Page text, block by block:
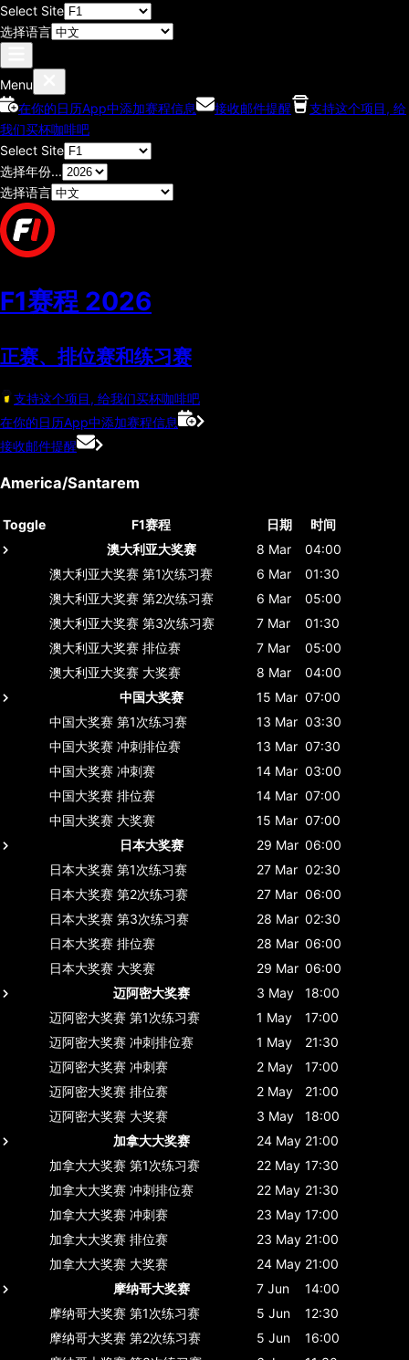
Select Site
选择语言
Menu
在你的日历App中添加赛程信息
接收邮件提醒
支持这个项目, 给
我们买杯咖啡吧
Select Site
选择年份...
选择语言
F1赛程 2026
正赛、排位赛和练习赛
支持这个项目, 给我们买杯咖啡吧
在你的日历App中添加赛程信息
接收邮件提醒
America/Santarem
Toggle F1赛程 日期
时间
澳大利亚大奖赛
8 Mar
04:00
澳大利亚大奖赛 第1次练习赛 6 Mar
01:30
澳大利亚大奖赛 第2次练习赛 6 Mar
05:00
澳大利亚大奖赛 第3次练习赛 7 Mar
01:30
澳大利亚大奖赛 排位赛 7 Mar
05:00
澳大利亚大奖赛 大奖赛 8 Mar
04:00
中国大奖赛
15 Mar 07:00
中国大奖赛 第1次练习赛 13 Mar 03:30
中国大奖赛 冲刺排位赛 13 Mar 07:30
中国大奖赛 冲刺赛 14 Mar 03:00
中国大奖赛 排位赛 14 Mar 07:00
中国大奖赛 大奖赛 15 Mar 07:00
日本大奖赛
29 Mar 06:00
日本大奖赛 第1次练习赛 27 Mar 02:30
日本大奖赛 第2次练习赛 27 Mar 06:00
日本大奖赛 第3次练习赛 28 Mar 02:30
日本大奖赛 排位赛 28 Mar 06:00
日本大奖赛 大奖赛 29 Mar 06:00
迈阿密大奖赛
3 May
18:00
迈阿密大奖赛 第1次练习赛 1 May
17:00
迈阿密大奖赛 冲刺排位赛 1 May
21:30
迈阿密大奖赛 冲刺赛 2 May
17:00
迈阿密大奖赛 排位赛 2 May
21:00
迈阿密大奖赛 大奖赛 3 May
18:00
加拿大大奖赛
24 May 21:00
加拿大大奖赛 第1次练习赛 22 May 17:30
加拿大大奖赛 冲刺排位赛 22 May 21:30
加拿大大奖赛 冲刺赛 23 May 17:00
加拿大大奖赛 排位赛 23 May 21:00
加拿大大奖赛 大奖赛 24 May 21:00
摩纳哥大奖赛
7 Jun
14:00
摩纳哥大奖赛 第1次练习赛 5 Jun
12:30
摩纳哥大奖赛 第2次练习赛 5 Jun
16:00